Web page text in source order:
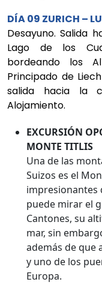
DÍA 09 ZURICH –
Desayuno. Salida
Lago de los
bordeando los
Principado de
salida hacia la
Alojamiento.
EXCURSIÓN
MONTE TITLIS
Una de las
Suizos es el
impresionantes
puede mirar el
Cantones, su
mar, sin
además de que
y uno de los
Europa.